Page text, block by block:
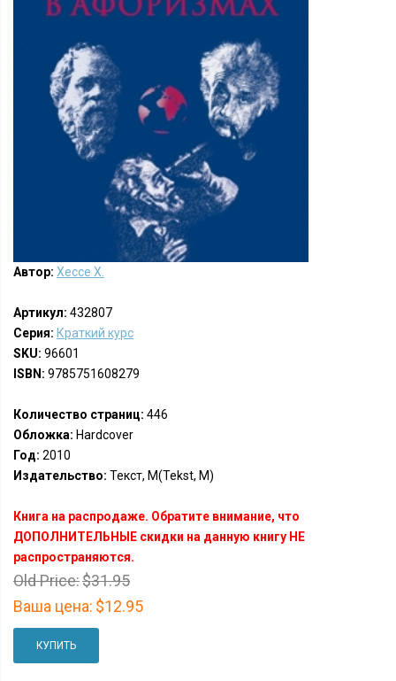
Автор: Хессе Х.
Артикул: 432807
Серия: Краткий курс
SKU: 96601
ISBN: 9785751608279
Количество страниц: 446
Обложка: Hardcover
Год: 2010
Издательство: Текст, М(Tekst, M)
Книга на распродаже. Обратите внимание, что
ДОПОЛНИТЕЛЬНЫЕ скидки на данную книгу НЕ
распространяются.
Old Price:$31.95
Ваша цена: $12.95
КУПИТЬ